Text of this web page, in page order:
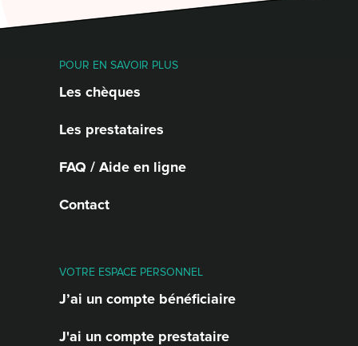
POUR EN SAVOIR PLUS
Les chèques
Les prestataires
FAQ / Aide en ligne
Contact
VOTRE ESPACE PERSONNEL
J’ai un compte bénéficiaire
J'ai un compte prestataire